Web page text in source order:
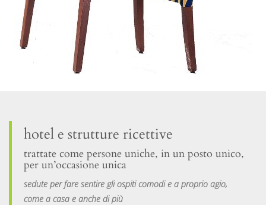
Rivestimenti, finiture e componibilità rendono le nostre
sedute flessibili e adattabili. I tavoli in
metallo, inox, con piano in laminato HPL,
stratificato, impiallacciato, massello o nobilitato,
werzalit in varie dimensioni e forme, allungabili o
pieghevoli, alti o da caffè, sono pensati per
rispondere alle esigenze più diverse di
hotel e strutture ricettive
trattate come persone uniche, in un posto unico,
per un’occasione unica
sedute per fare sentire gli ospiti comodi e a proprio agio,
come a casa e anche di più